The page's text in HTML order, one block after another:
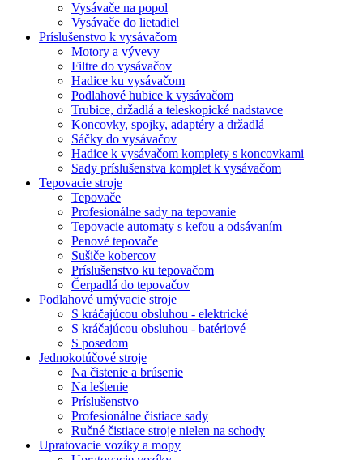
Vysávače na popol
Vysávače do lietadiel
Príslušenstvo k vysávačom
Motory a vývevy
Filtre do vysávačov
Hadice ku vysávačom
Podlahové hubice k vysávačom
Trubice, držadlá a teleskopické nadstavce
Koncovky, spojky, adaptéry a držadlá
Sáčky do vysávačov
Hadice k vysávačom komplety s koncovkami
Sady príslušenstva komplet k vysávačom
Tepovacie stroje
Tepovače
Profesionálne sady na tepovanie
Tepovacie automaty s kefou a odsávaním
Penové tepovače
Sušiče kobercov
Príslušenstvo ku tepovačom
Čerpadlá do tepovačov
Podlahové umývacie stroje
S kráčajúcou obsluhou - elektrické
S kráčajúcou obsluhou - batériové
S posedom
Jednokotúčové stroje
Na čistenie a brúsenie
Na leštenie
Príslušenstvo
Profesionálne čistiace sady
Ručné čistiace stroje nielen na schody
Upratovacie vozíky a mopy